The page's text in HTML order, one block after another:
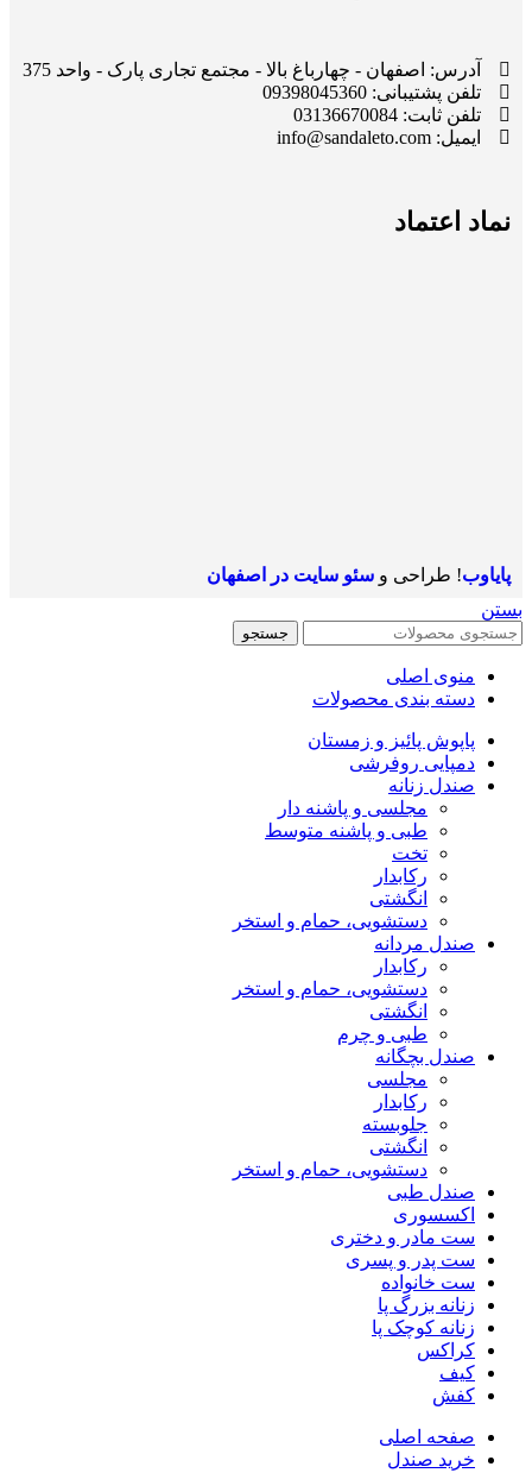
آدرس: اصفهان - چهارباغ بالا - مجتمع تجاری پارک - واحد 375
تلفن پشتیبانی: 09398045360
تلفن ثابت: 03136670084
ایمیل: info@sandaleto.com
نماد اعتماد
پایاوب! طراحی و سئو سایت در اصفهان
بستن
جستجو
منوی اصلی
دسته بندی محصولات
پاپوش پائیز و زمستان
دمپایی روفرشی
صندل زنانه
مجلسی و پاشنه دار
طبی و پاشنه متوسط
تخت
رکابدار
انگشتی
دستشویی، حمام و استخر
صندل مردانه
رکابدار
دستشویی، حمام و استخر
انگشتی
طبی و چرم
صندل بچگانه
مجلسی
رکابدار
جلوبسته
انگشتی
دستشویی، حمام و استخر
صندل طبی
اکسسوری
ست مادر و دختری
ست پدر و پسری
ست خانواده
زنانه بزرگ پا
زنانه کوچک پا
کراکس
کیف
کفش
صفحه اصلی
خرید صندل